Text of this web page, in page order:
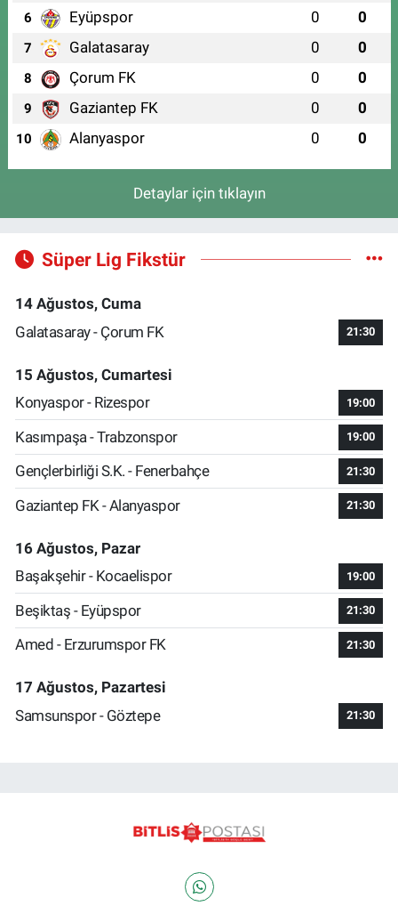
6 Eyüpspor 0 0
7 Galatasaray 0 0
8 Çorum FK 0 0
9 Gaziantep FK 0 0
10 Alanyaspor 0 0
Detaylar için tıklayın
Süper Lig Fikstür
14 Ağustos, Cuma
Galatasaray - Çorum FK
21:30
15 Ağustos, Cumartesi
Konyaspor - Rizespor
19:00
Kasımpaşa - Trabzonspor 19:00
Gençlerbirliği S.K. - Fenerbahçe 21:30
Gaziantep FK - Alanyaspor 21:30
16 Ağustos, Pazar
Başakşehir - Kocaelispor
19:00
Beşiktaş - Eyüpspor 21:30
Amed - Erzurumspor FK 21:30
17 Ağustos, Pazartesi
Samsunspor - Göztepe
21:30